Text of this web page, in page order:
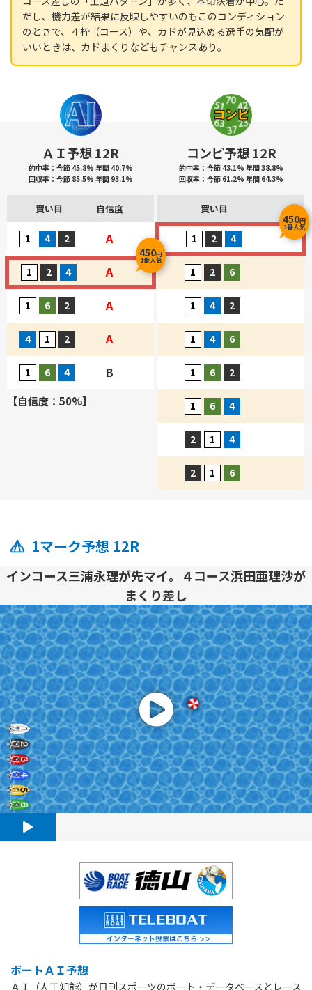
だし、機力差が結果に反映しやすいのもこのコンディション
のときで、４枠（コース）や、カドが見込める選手の気配が
いいときは、カドまくりなどもチャンスあり。
ＡＩ予想 12R
的中率：今節 45.8% 年間 40.7%
回収率：今節 85.5% 年間 93.1%
買い目 自信度
A
A
450円
1番人気
A
A
B
【自信度：50%】
コンピ予想 12R
的中率：今節 43.1% 年間 38.8%
回収率：今節 61.2% 年間 64.3%
買い目
450円
1番人気
1マーク予想 12R
インコース三浦永理が先マイ。４コース浜田亜理沙が
まくり差し
ボートＡＩ予想
ＡＩ（人工知能）が日刊スポーツのボート・データベースとレース